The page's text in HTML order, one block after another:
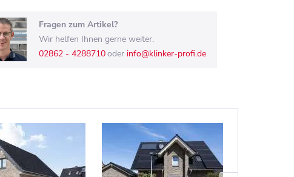
Fragen zum Artikel?
Wir helfen Ihnen gerne weiter.
02862 - 4288710oder info@klinker-profi.de